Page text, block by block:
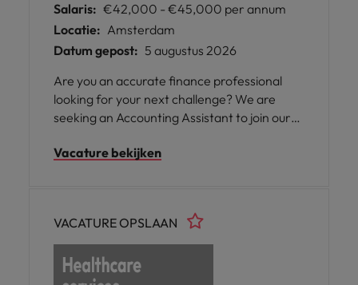
Salaris: €42,000 - €45,000 per annum
Locatie: Amsterdam
Datum gepost: 5 augustus 2026
Are you an accurate finance professional
looking for your next challenge? We are
seeking an Accounting Assistant to join our
you will support daily accounting operations,
colleagues across multiple teams and
international entities. If you enjoy working
with numbers and have a keen eye for detail,
we'd love to hear from you.
Vacature bekijken
VACATURE OPSLAAN